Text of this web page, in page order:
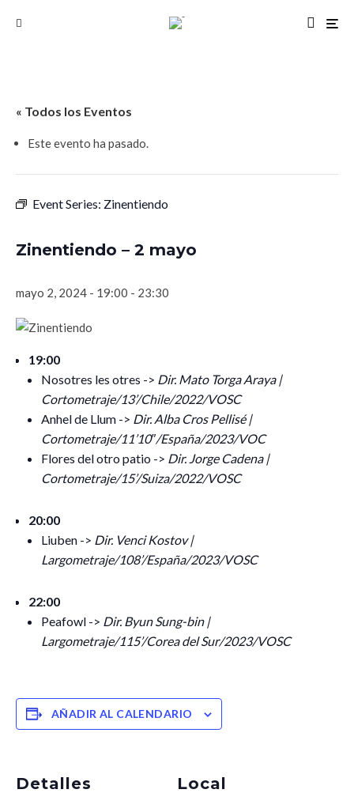
« Todos los Eventos
Este evento ha pasado.
Event Series: Zinentiendo
Zinentiendo – 2 mayo
mayo 2, 2024 - 19:00 - 23:30
19:00
Nosotres les otres -> Dir. Mato Torga Araya |
Cortometraje/13’/Chile/2022/VOSC
Anhel de Llum -> Dir. Alba Cros Pellisé |
Cortometraje/11’10″/España/2023/VOC
Flores del otro patio -> Dir. Jorge Cadena |
Cortometraje/15’/Suiza/2022/VOSC
20:00
Liuben -> Dir. Venci Kostov |
Largometraje/108’/España/2023/VOSC
22:00
Peafowl -> Dir. Byun Sung-bin |
Largometraje/115’/Corea del Sur/2023/VOSC
AÑADIR AL CALENDARIO
Detalles Local